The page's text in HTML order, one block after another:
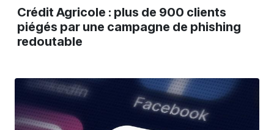
Crédit Agricole : plus de 900 clients
piégés par une campagne de phishing
redoutable